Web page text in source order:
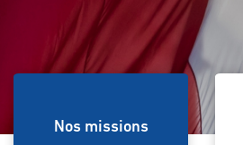
Nos missions